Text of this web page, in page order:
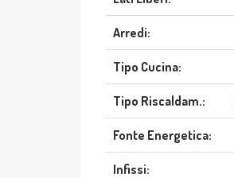
Arredi:
Tipo Cucina:
Tipo Riscaldam.:
Fonte Energetica:
Infissi: